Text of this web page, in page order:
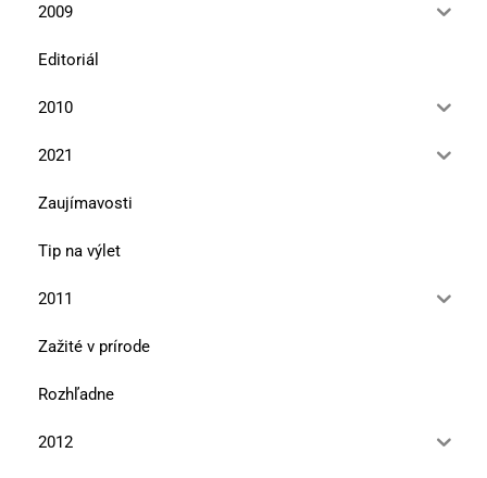
2009
Editoriál
2010
2021
Zaujímavosti
Tip na výlet
2011
Zažité v prírode
Rozhľadne
2012